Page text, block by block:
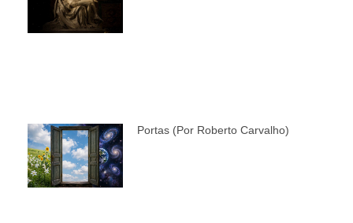
Portas (por Roberto Carvalho)